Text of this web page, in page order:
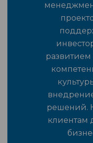
решений.
клиентам